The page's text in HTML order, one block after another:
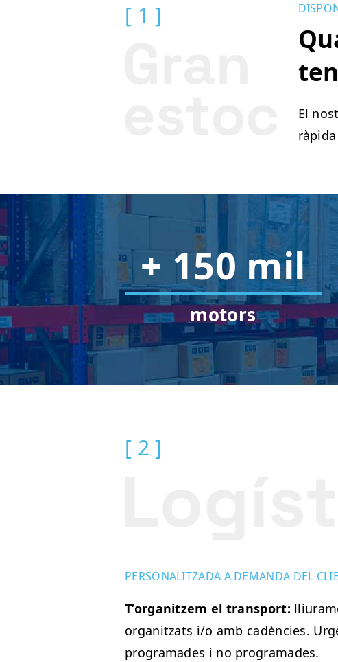
[ 1 ]
El
+ 150 mil
motors
[ 2 ]
PERSONALITZADA A DEMANDA DEL
T’organitzem el transport:
organitzats i/o amb cadències.
programades i no programades.